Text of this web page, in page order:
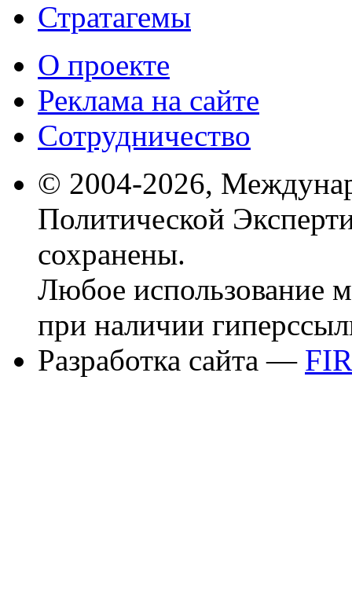
Стратагемы
О проекте
Реклама на сайте
Сотрудничество
© 2004-2026,
Политической
сохранены.
Любое использование
при наличии
Разработка сайта —